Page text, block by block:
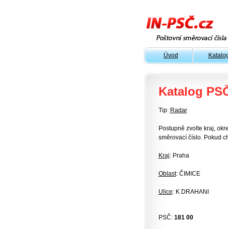
Úvod
Katalog
Tip: Radar
Postupně zvolte kraj,
směrovací číslo. Pokud
Kraj: Praha
Oblast: ČIMICE
Ulice: K DRAHANI
PSČ: 181 00